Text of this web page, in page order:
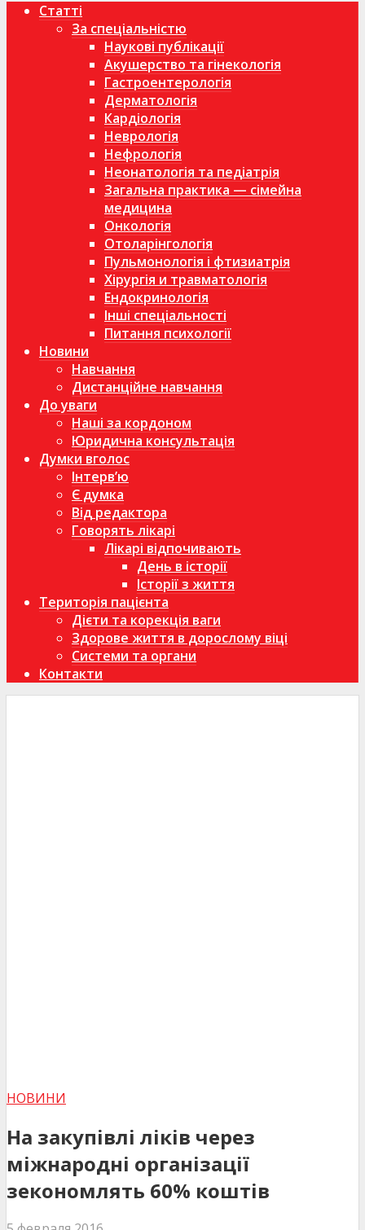
Статті
За спеціальністю
Наукові публікації
Акушерство та гінекологія
Гастроентерологія
Дерматологія
Кардіологія
Неврологія
Нефрологія
Неонатологія та педіатрія
Загальна практика — сімейна
медицина
Онкологія
Отоларінгологія
Пульмонологія і фтизиатрія
Хірургія и травматологія
Ендокринологія
Інші спеціальності
Питання психології
Новини
Навчання
Дистанційне навчання
До уваги
Наші за кордоном
Юридична консультація
Думки вголос
Інтерв’ю
Є думка
Від редактора
Говорять лікарі
Лікарі відпочивають
День в історії
Історії з життя
Територія пацієнта
Дієти та корекція ваги
Здорове життя в дорослому віці
Системи та органи
Контакти
НОВИНИ
На закупівлі ліків через
міжнародні організації
зекономлять 60% коштів